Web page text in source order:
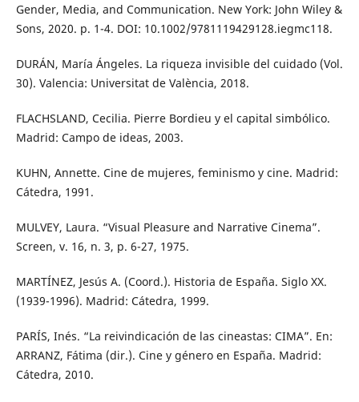
Gender, Media, and Communication. New York: John Wiley &
Sons, 2020. p. 1-4. DOI: 10.1002/9781119429128.iegmc118.
DURÁN, María Ángeles. La riqueza invisible del cuidado (Vol.
30). Valencia: Universitat de València, 2018.
FLACHSLAND, Cecilia. Pierre Bordieu y el capital simbólico.
Madrid: Campo de ideas, 2003.
KUHN, Annette. Cine de mujeres, feminismo y cine. Madrid:
Cátedra, 1991.
MULVEY, Laura. “Visual Pleasure and Narrative Cinema”.
Screen, v. 16, n. 3, p. 6-27, 1975.
MARTÍNEZ, Jesús A. (Coord.). Historia de España. Siglo XX.
(1939-1996). Madrid: Cátedra, 1999.
PARÍS, Inés. “La reivindicación de las cineastas: CIMA”. En:
ARRANZ, Fátima (dir.). Cine y género en España. Madrid:
Cátedra, 2010.